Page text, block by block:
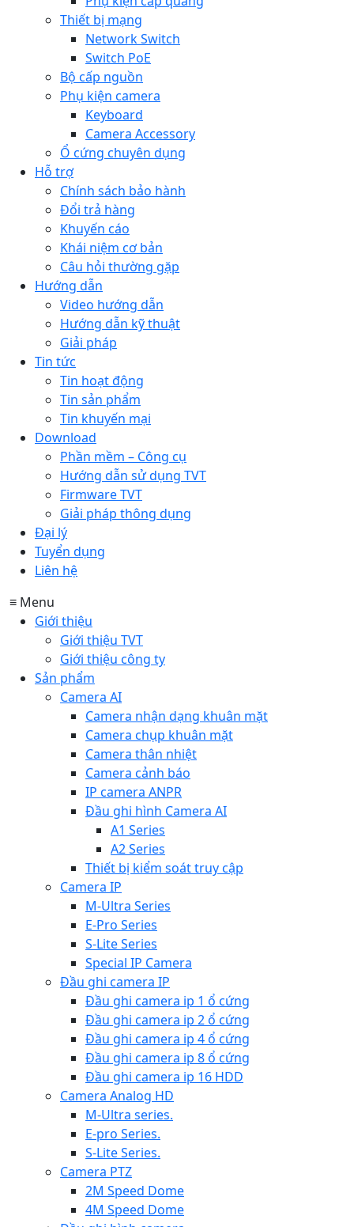
Thiết bị mạng
Network Switch
Switch PoE
Bộ cấp nguồn
Phụ kiện camera
Keyboard
Camera Accessory
Ổ cứng chuyên dụng
Hỗ trợ
Chính sách bảo hành
Đổi trả hàng
Khuyến cáo
Khái niệm cơ bản
Câu hỏi thường gặp
Hướng dẫn
Video hướng dẫn
Hướng dẫn kỹ thuật
Giải pháp
Tin tức
Tin hoạt động
Tin sản phẩm
Tin khuyến mại
Download
Phần mềm – Công cụ
Hướng dẫn sử dụng TVT
Firmware TVT
Giải pháp thông dụng
Đại lý
Tuyển dụng
Liên hệ
≡ Menu
Giới thiệu
Giới thiệu TVT
Giới thiệu công ty
Sản phẩm
Camera AI
Camera nhận dạng khuân mặt
Camera chụp khuân mặt
Camera thân nhiệt
Camera cảnh báo
IP camera ANPR
Đầu ghi hình Camera AI
A1 Series
A2 Series
Thiết bị kiểm soát truy cập
Camera IP
M-Ultra Series
E-Pro Series
S-Lite Series
Special IP Camera
Đầu ghi camera IP
Đầu ghi camera ip 1 ổ cứng
Đầu ghi camera ip 2 ổ cứng
Đầu ghi camera ip 4 ổ cứng
Đầu ghi camera ip 8 ổ cứng
Đầu ghi camera ip 16 HDD
Camera Analog HD
M-Ultra series.
E-pro Series.
S-Lite Series.
Camera PTZ
2M Speed Dome
4M Speed Dome